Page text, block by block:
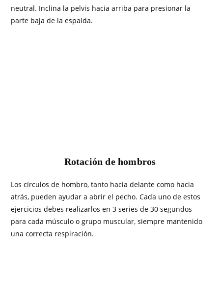
neutral. Inclina la pelvis hacia arriba para presionar la
parte baja de la espalda.
Rotación de hombros
Los círculos de hombro, tanto hacia delante como hacia
atrás, pueden ayudar a abrir el pecho. Cada uno de estos
ejercicios debes realizarlos en 3 series de 30 segundos
para cada músculo o grupo muscular, siempre mantenido
una correcta respiración.